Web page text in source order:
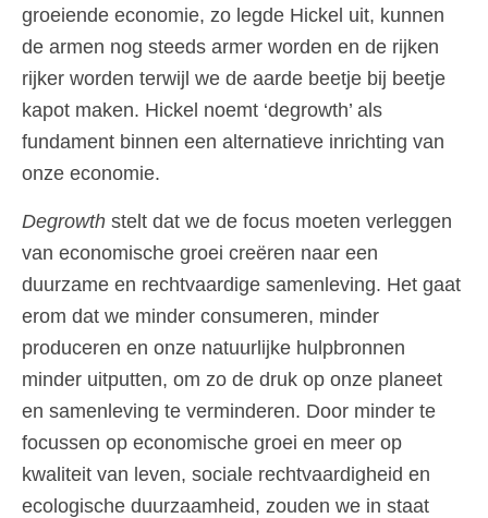
groeiende economie, zo legde Hickel uit, kunnen
de armen nog steeds armer worden en de rijken
rijker worden terwijl we de aarde beetje bij beetje
kapot maken. Hickel noemt ‘degrowth’ als
fundament binnen een alternatieve inrichting van
onze economie.
Degrowth stelt dat we de focus moeten verleggen
van economische groei creëren naar een
duurzame en rechtvaardige samenleving. Het gaat
erom dat we minder consumeren, minder
produceren en onze natuurlijke hulpbronnen
minder uitputten, om zo de druk op onze planeet
en samenleving te verminderen. Door minder te
focussen op economische groei en meer op
kwaliteit van leven, sociale rechtvaardigheid en
ecologische duurzaamheid, zouden we in staat